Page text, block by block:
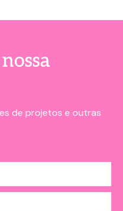
de projetos e outras